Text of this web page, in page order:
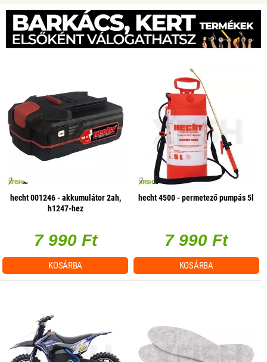
hecht 001246 - akkumulátor 2ah,
h1247-hez
7 990 Ft
KOSÁRBA
hecht 4500 - permetező pumpás 5l
7 990 Ft
KOSÁRBA